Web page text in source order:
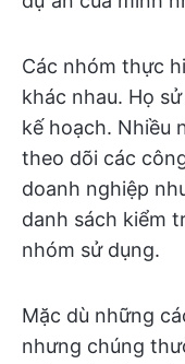
Các nhóm thực
khác nhau. Họ
kế hoạch. Nhiều
theo dõi các
doanh nghiệp
danh sách kiểm
nhóm sử dụng.
Mặc dù những
nhưng chúng